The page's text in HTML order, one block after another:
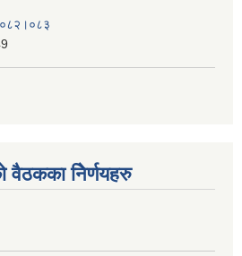
वैठकका निेर्णयहरु